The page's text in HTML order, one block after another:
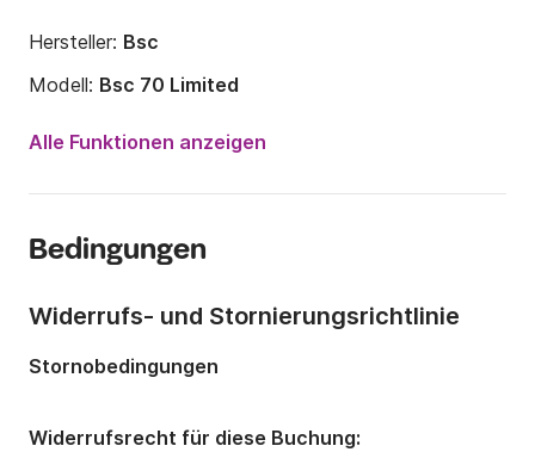
Hersteller: Bsc
Modell: Bsc 70 Limited
Motorleistung:
Anzahl Plätze an Bord:
Alle Funktionen anzeigen
Bedingungen
Widerrufs- und Stornierungsrichtlinie
Stornobedingungen
Widerrufsrecht für diese Buchung: